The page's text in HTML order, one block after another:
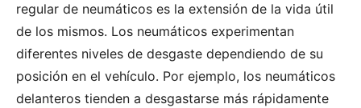
regular de neumáticos es la extensión de la vida útil
de los mismos. Los neumáticos experimentan
diferentes niveles de desgaste dependiendo de su
posición en el vehículo. Por ejemplo, los neumáticos
delanteros tienden a desgastarse más rápidamente